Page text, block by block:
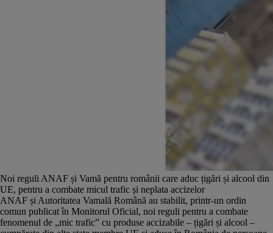
Nu este de mirare că luna septembrie adună cea mai mare activitate pe
piața de închirieri, mai ales în marile orașe universitare: studenții încep
facultatea la 1 octombrie și trebuie să-și facă rost de cazare, dacă vin
realizat de platforma Storia în anul 2024,
dintre studenți au la dispoziție un buget între 201 și 300 de euro
, fără costurile de întreținere, o creștere ușoară
față de 42% în 2023.
De asemenea,43% dintre studenți au un buget între 301 și 400 de
euro, comparativ cu 35% în anul precedent.Procentajul celor cu un
buget cuprins între 100 și 200 de euro a scăzut ușor, de la 26% în
2023 la 24% în 2024.Aceste schimbări ilustrează o creștere generală a
Noi reguli ANAF și Vamă pentru românii care aduc țigări și alcool din
UE, pentru a combate micul trafic și neplata accizelor
ANAF și Autoritatea Vamală Română au stabilit, printr-un ordin
comun publicat în Monitorul Oficial, noi reguli pentru a combate
fenomenul de „mic trafic” cu produse accizabile – țigări și alcool –